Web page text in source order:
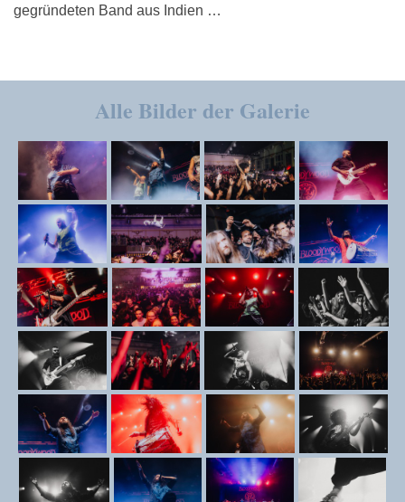
gegründeten Band aus Indien …
Alle Bilder der Galerie